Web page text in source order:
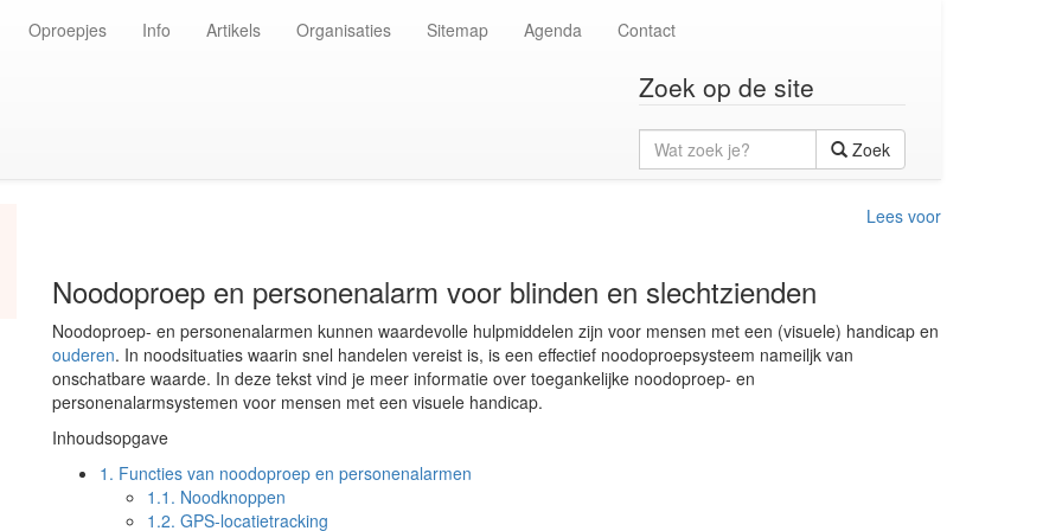
Oproepjes Info Artikels Organisaties Sitemap Agenda Contact
Zoek op de site
Wat
zoek
je?
Zoek
Lees voor
Noodoproep en personenalarm voor blinden en slechtzienden
Noodoproep- en personenalarmen kunnen waardevolle hulpmiddelen zijn voor mensen met een (visuele) handicap en
ouderen. In noodsituaties waarin snel handelen vereist is, is een effectief noodoproepsysteem nameiljk van
onschatbare waarde. In deze tekst vind je meer informatie over toegankelijke noodoproep- en
personenalarmsystemen voor mensen met een visuele handicap.
Inhoudsopgave
1. Functies van noodoproep en personenalarmen
1.1. Noodknoppen
1.2. GPS-locatietracking